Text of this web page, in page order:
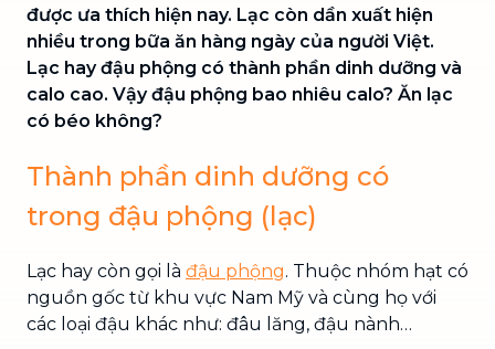
được ưa thích hiện nay. Lạc còn dần xuất hiện
nhiều trong bữa ăn hàng ngày của người Việt.
Lạc hay đậu phộng có thành phần dinh dưỡng và
calo cao. Vậy đậu phộng bao nhiêu calo? Ăn lạc
có béo không?
Thành phần dinh dưỡng có
trong đậu phộng (lạc)
Lạc hay còn gọi là đậu p hộng. Thuộc nhóm hạt có
nguồn gốc từ khu vực Nam Mỹ và cùng họ với
các loại đậu khác như: đâu lăng, đậu nành…